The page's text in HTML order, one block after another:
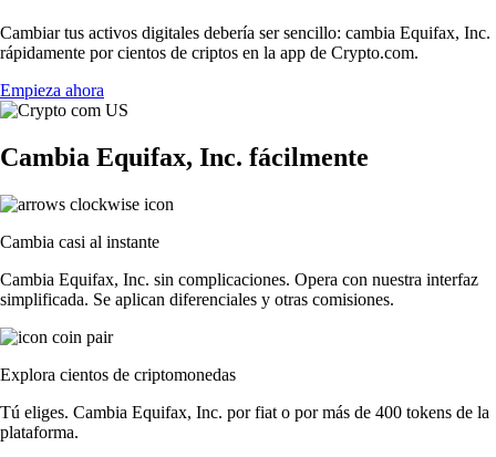
Cambiar tus activos digitales debería ser sencillo: cambia Equifax, Inc.
rápidamente por cientos de criptos en la app de Crypto.com.
Empieza ahora
Cambia Equifax, Inc. fácilmente
Cambia casi al instante
Cambia Equifax, Inc. sin complicaciones. Opera con nuestra interfaz
simplificada. Se aplican diferenciales y otras comisiones.
Explora cientos de criptomonedas
Tú eliges. Cambia Equifax, Inc. por fiat o por más de 400 tokens de la
plataforma.